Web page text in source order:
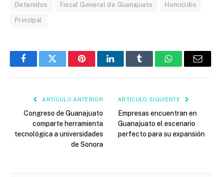
Detenidos Fiscal General de Guanajuato Homicidio
Principal
FacebookTwitter PinterestLinkedInTumblr WhatsAppEmail
ARTÍCULO ANTERIOR
Congreso de Guanajuato
comparte herramienta
tecnológica a universidades
de Sonora
ARTÍCULO SIGUIENTE
Empresas encuentran en
Guanajuato el escenario
perfecto para su expansión